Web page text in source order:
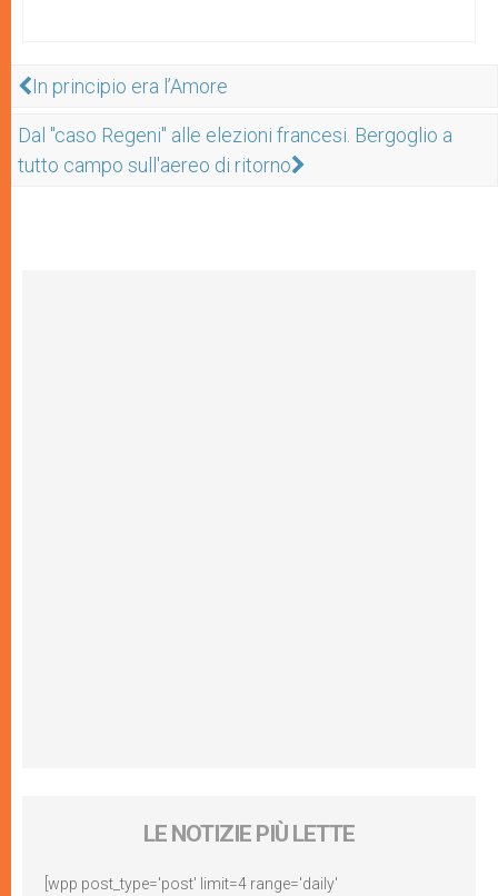
In principio era l’Amore
Dal "caso Regeni" alle elezioni francesi. Bergoglio a
tutto campo sull'aereo di ritorno
LE NOTIZIE PIÙ LETTE
[wpp post_type='post' limit=4 range='daily'